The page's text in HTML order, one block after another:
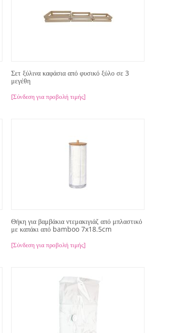
Σετ ξύλινα καφάσια από φυσικό ξύλο σε 3
μεγέθη
[Σύνδεση για προβολή τιμής]
Θήκη για βαμβάκια ντεμακιγιάζ από μπλαστικό
με καπάκι από bamboo 7x18.5cm
[Σύνδεση για προβολή τιμής]